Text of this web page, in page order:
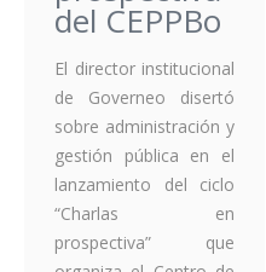
del CEPPBo
El director institucional
de Governeo disertó
sobre administración y
gestión pública en el
lanzamiento del ciclo
“Charlas en
prospectiva” que